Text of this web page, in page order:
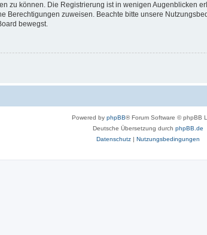
zu können. Die Registrierung ist in wenigen Augenblicken
Berechtigungen zuweisen. Beachte bitte unsere
bewegst.
Powered by phpBB® Forum Software © phpBB
Deutsche Übersetzung durch phpBB.de
Datenschutz| Nutzungsbedingungen